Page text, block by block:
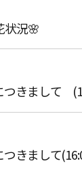
況🌸
きまして
きまして